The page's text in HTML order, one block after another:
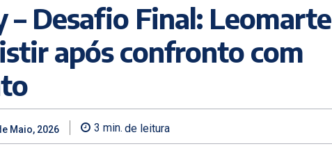
– Desafio Final: Leomarte
após confronto com
Maio, 2026 3 min. de leitura